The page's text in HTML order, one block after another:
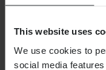
This website uses
We use cookies to
social media